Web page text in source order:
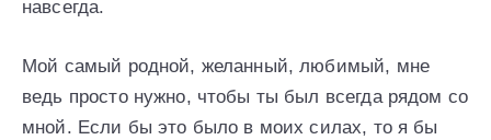
навсегда.
Мой самый родной, желанный, любимый, мне
ведь просто нужно, чтобы ты был всегда рядом со
мной. Если бы это было в моих силах, то я бы